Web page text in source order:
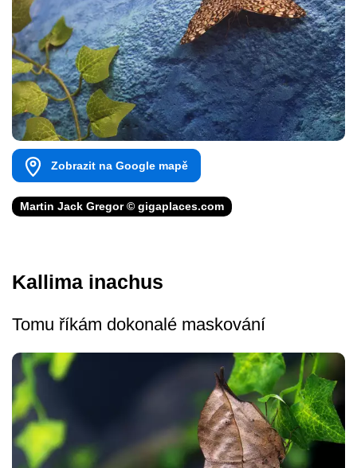
Zobrazit na Google mapě
Martin Jack Gregor © gigaplaces.com
Kallima inachus
Tomu říkám dokonalé maskování